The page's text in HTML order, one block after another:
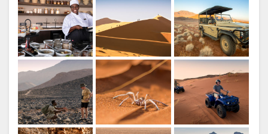
Espace clients
EtBeyond Sossusvlei Desert
Lodge